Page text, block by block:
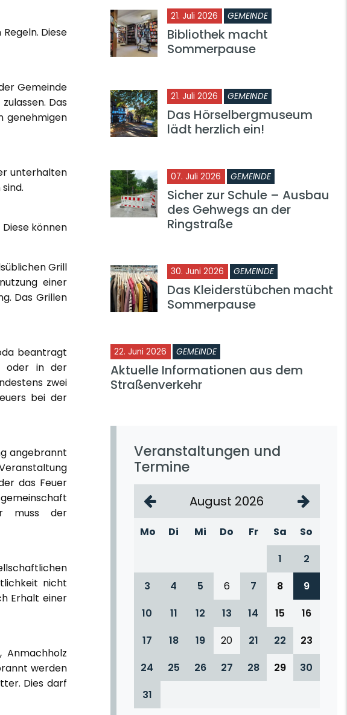
Diese
Gemeinde
Das
genehmigen
unterhalten
können
Grill
einer
Das Grillen
beantragt
oder in der
zwei
bei der
angebrannt
das Feuer
muss der
nicht
Erhalt einer
Anmachholz
werden
Dies darf
21. Juli 2026 GEMEINDE
Bibliothek macht
Sommerpause
21. Juli 2026 GEMEINDE
Das Hörselbergmuseum
lädt herzlich ein!
07. Juli 2026 GEMEINDE
Sicher zur Schule – Ausbau
des Gehwegs an der
Ringstraße
30. Juni 2026 GEMEINDE
Das Kleiderstübchen macht
Sommerpause
22. Juni 2026 GEMEINDE
Aktuelle Informationen aus dem
Straßenverkehr
Veranstaltungen und
Termine
August 2026
Mo Di Mi Do Fr Sa
So
1
2
3
4 5 6 7 8
9
10
11 12 13 14 15
16
17
18 19 20 21 22
23
24
25 26 27 28 29
30
31